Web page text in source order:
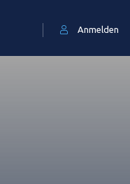
Anmelden